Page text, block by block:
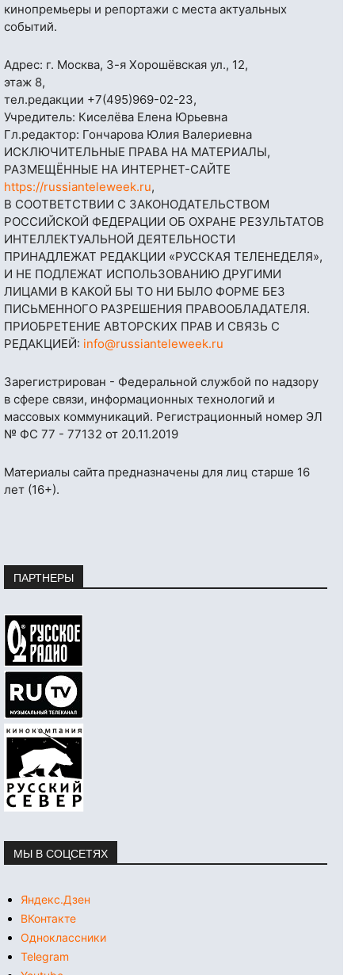
кинопремьеры и репортажи с места актуальных
событий.
Адрес: г. Москва, 3-я Хорошёвская ул., 12,
этаж 8,
тел.редакции +7(495)969-02-23,
Учредитель: Киселёва Елена Юрьевна
Гл.редактор: Гончарова Юлия Валериевна
ИСКЛЮЧИТЕЛЬНЫЕ ПРАВА НА МАТЕРИАЛЫ,
РАЗМЕЩЁННЫЕ НА ИНТЕРНЕТ-САЙТЕ
https://russianteleweek.ru,
В СООТВЕТСТВИИ С ЗАКОНОДАТЕЛЬСТВОМ
РОССИЙСКОЙ ФЕДЕРАЦИИ ОБ ОХРАНЕ РЕЗУЛЬТАТОВ
ИНТЕЛЛЕКТУАЛЬНОЙ ДЕЯТЕЛЬНОСТИ
ПРИНАДЛЕЖАТ РЕДАКЦИИ «РУССКАЯ ТЕЛЕНЕДЕЛЯ»,
И НЕ ПОДЛЕЖАТ ИСПОЛЬЗОВАНИЮ ДРУГИМИ
ЛИЦАМИ В КАКОЙ БЫ ТО НИ БЫЛО ФОРМЕ БЕЗ
ПИСЬМЕННОГО РАЗРЕШЕНИЯ ПРАВООБЛАДАТЕЛЯ.
ПРИОБРЕТЕНИЕ АВТОРСКИХ ПРАВ И СВЯЗЬ С
РЕДАКЦИЕЙ: info@russianteleweek.ru
Зарегистрирован - Федеральной службой по надзору
в сфере связи, информационных технологий и
массовых коммуникаций. Регистрационный номер ЭЛ
№ ФС 77 - 77132 от 20.11.2019
Материалы сайта предназначены для лиц старше 16
лет (16+).
ПАРТНЕРЫ
МЫ В СОЦСЕТЯХ
Яндекс.Дзен
ВКонтакте
Одноклассники
Telegram